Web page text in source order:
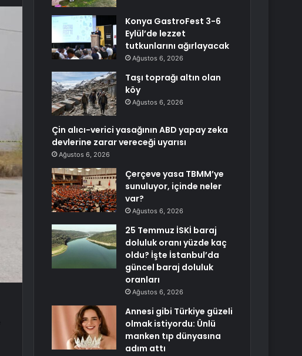
Konya GastroFest 3-6
Eylül’de lezzet
tutkunlarını ağırlayacak
Ağustos 6, 2026
Taşı toprağı altın olan
köy
Ağustos 6, 2026
Çin alıcı-verici yasağının ABD yapay zeka
devlerine zarar vereceği uyarısı
Ağustos 6, 2026
Çerçeve yasa TBMM’ye
sunuluyor, içinde neler
var?
Ağustos 6, 2026
25 Temmuz İSKİ baraj
doluluk oranı yüzde kaç
oldu? İşte İstanbul’da
güncel baraj doluluk
oranları
Ağustos 6, 2026
Annesi gibi Türkiye güzeli
olmak istiyordu: Ünlü
manken tıp dünyasına
adım attı